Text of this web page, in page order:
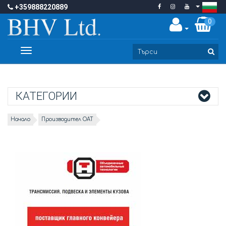
+359888220889
0
Toggle
КАТЕГОРИИ
Начало Производител OAT